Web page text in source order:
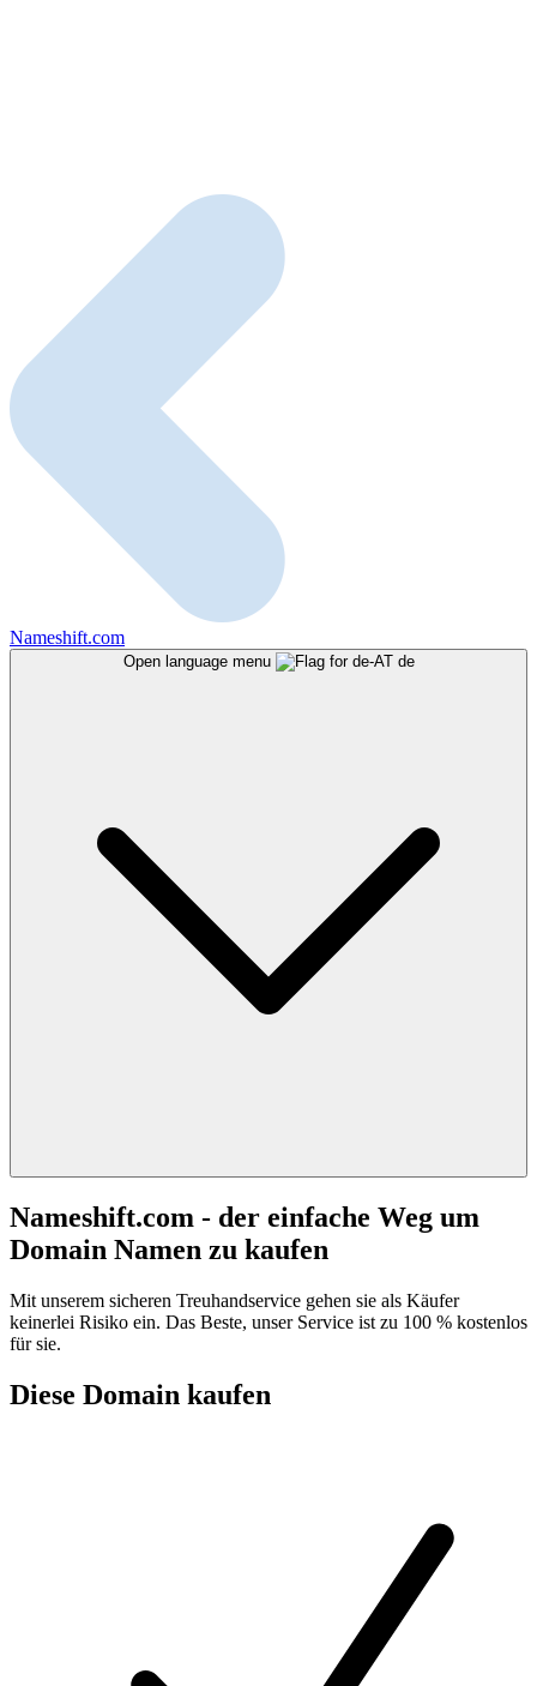
Nameshift.com
Open language menu de
Nameshift.com - der einfache Weg um
Domain Namen zu kaufen
Mit unserem sicheren Treuhandservice gehen sie als Käufer
keinerlei Risiko ein. Das Beste, unser Service ist zu 100 % kostenlos
für sie.
Diese Domain kaufen